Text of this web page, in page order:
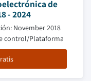
de
- 2024
November 2018
control/Plataforma